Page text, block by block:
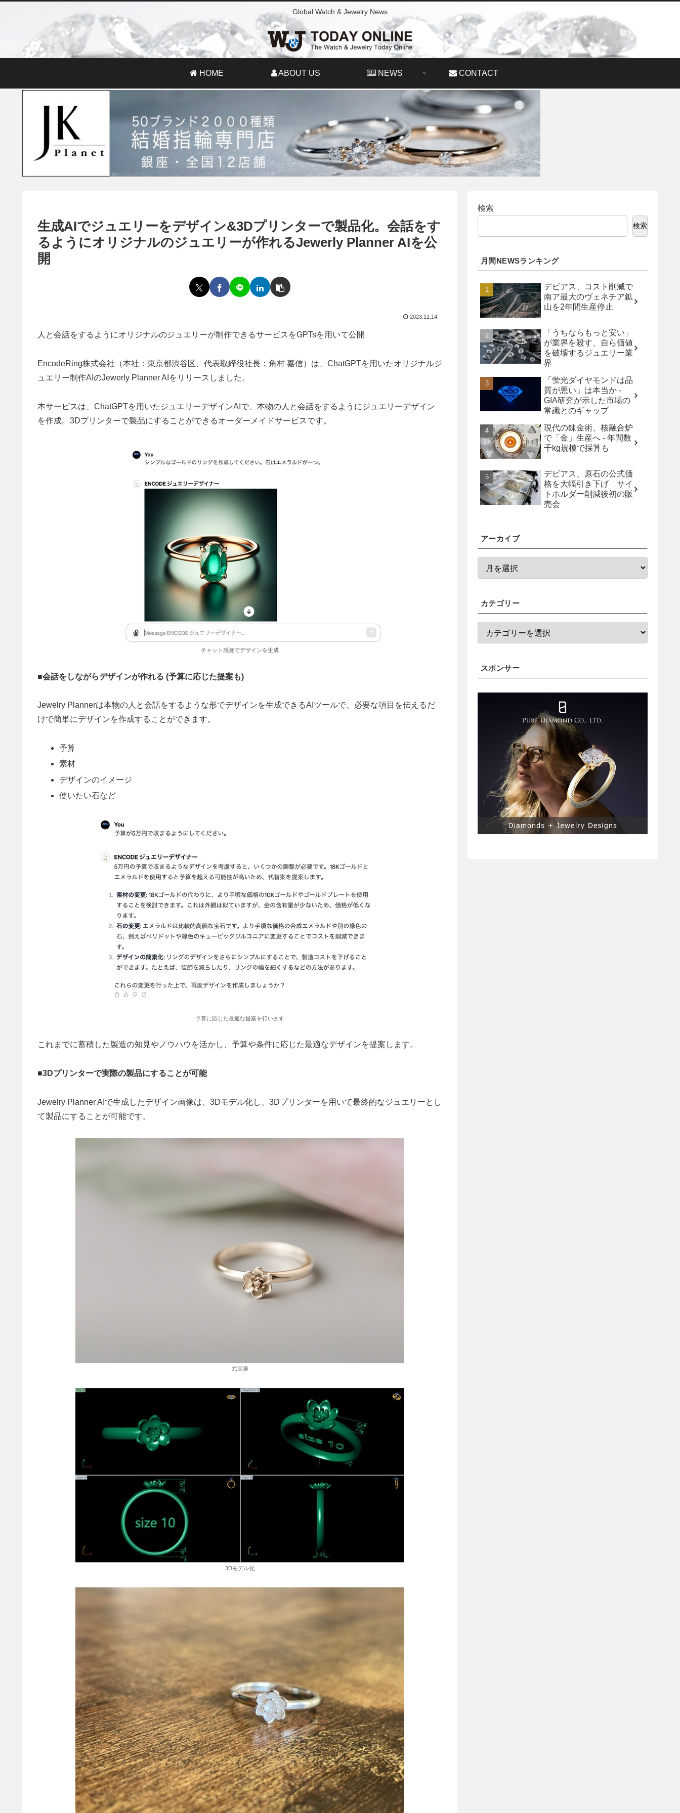
Global Watch & Jewelry News
HOME ABOUT US NEWS CONTACT
生成AIでジュエリーをデザイン&3Dプリンターで製品化。会話をす
るようにオリジナルのジュエリーが作れるJewerly Planner AIを公
開
2023.11.14
人と会話をするようにオリジナルのジュエリーが制作できるサービスをGPTsを用いて公開
EncodeRing株式会社（本社：東京都渋谷区、代表取締役社長：角村 嘉信）は、ChatGPTを用いたオリジナルジ
ュエリー制作AIのJewerly Planner AIをリリースしました。
本サービスは、ChatGPTを用いたジュエリーデザインAIで、本物の人と会話をするようにジュエリーデザイン
を作成。3Dプリンターで製品にすることができるオーダーメイドサービスです。
チャット感覚でデザインを生成
■会話をしながらデザインが作れる (予算に応じた提案も)
Jewelry Plannerは本物の人と会話をするような形でデザインを生成できるAIツールで、必要な項目を伝えるだ
けで簡単にデザインを作成することができます。
予算
素材
デザインのイメージ
使いたい石など
予算に応じた最適な提案を行います
これまでに蓄積した製造の知見やノウハウを活かし、予算や条件に応じた最適なデザインを提案します。
■3Dプリンターで実際の製品にすることが可能
Jewelry Planner AIで生成したデザイン画像は、3Dモデル化し、3Dプリンターを用いて最終的なジュエリーとし
て製品にすることが可能です。
元画像
3Dモデル化
検索
検索
月間NEWSランキング
デビアス、コスト削減で
南ア最大のヴェネチア鉱
山を2年間生産停止
「うちならもっと安い」
が業界を殺す、自ら価値
を破壊するジュエリー業
界
「蛍光ダイヤモンドは品
質が悪い」は本当か -
GIA研究が示した市場の
常識とのギャップ
現代の錬金術、核融合炉
で「金」生産へ - 年間数
千kg規模で採算も
デビアス、原石の公式価
格を大幅引き下げ サイ
トホルダー削減後初の販
売会
アーカイブ
カテゴリー
スポンサー